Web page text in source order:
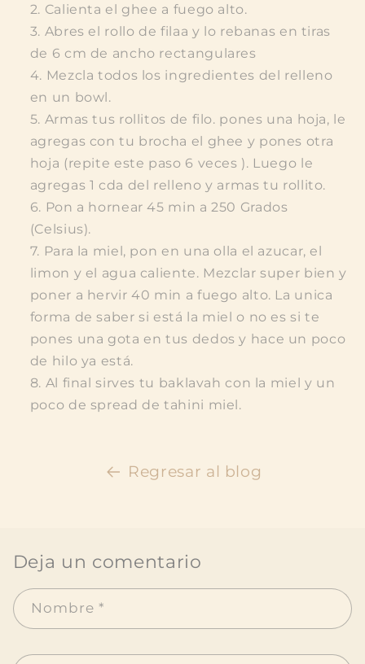
Calienta el ghee a fuego alto.
Abres el rollo de filaa y lo rebanas en tiras
de 6 cm de ancho rectangulares
Mezcla todos los ingredientes del relleno
en un bowl.
Armas tus rollitos de filo. pones una hoja, le
agregas con tu brocha el ghee y pones otra
hoja (repite este paso 6 veces ). Luego le
agregas 1 cda del relleno y armas tu rollito.
Pon a hornear 45 min a 250 Grados
(Celsius).
Para la miel, pon en una olla el azucar, el
limon y el agua caliente. Mezclar super bien y
poner a hervir 40 min a fuego alto. La unica
forma de saber si está la miel o no es si te
pones una gota en tus dedos y hace un poco
de hilo ya está.
Al final sirves tu baklavah con la miel y un
poco de spread de tahini miel.
Regresar al blog
Deja un comentario
Nombre*